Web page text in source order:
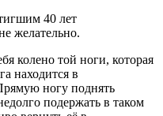
40 лет
желательно.
колено той ноги, которая
находится в
ногу поднять
подержать в таком